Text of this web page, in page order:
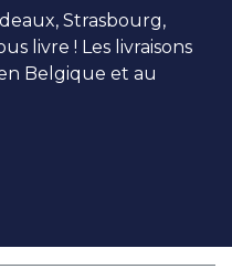
Strasbourg,
livre ! Les livraisons
Belgique et au